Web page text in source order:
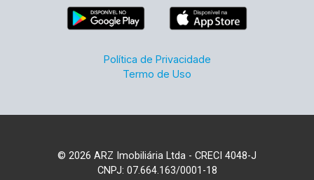
Política de Privacidade
Termo de Uso
© 2026 ARZ Imobiliária Ltda - CRECI 4048-J
CNPJ: 07.664.163/0001-18